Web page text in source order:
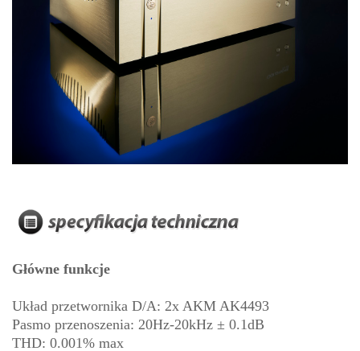
Główne funkcje
Układ przetwornika D/A: 2x AKM AK4493
Pasmo przenoszenia: 20Hz-20kHz ± 0.1dB
THD: 0.001% max